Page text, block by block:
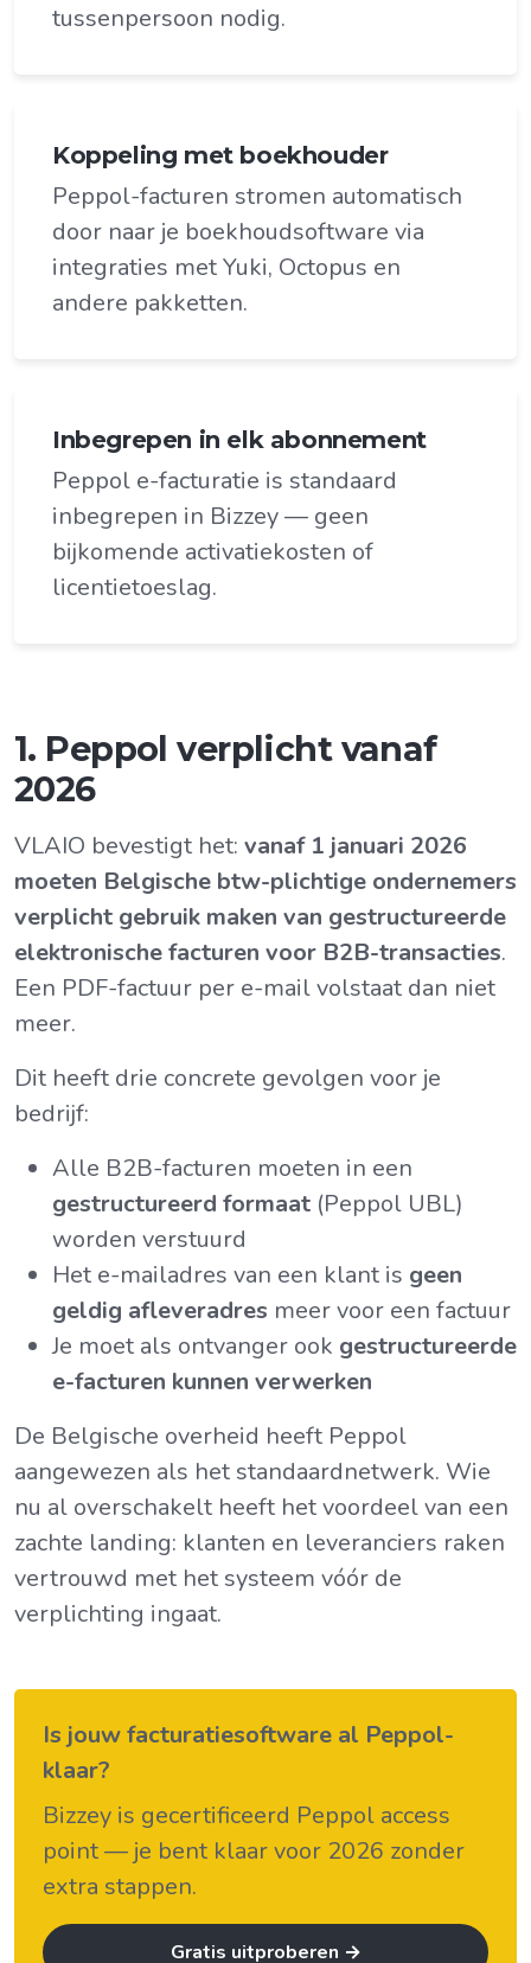
tussenpersoon nodig.
Koppeling met boekhouder
Peppol-facturen stromen automatisch
door naar je boekhoudsoftware via
integraties met Yuki, Octopus en
andere pakketten.
Inbegrepen in elk abonnement
Peppol e-facturatie is standaard
inbegrepen in Bizzey — geen
bijkomende activatiekosten of
licentietoeslag.
1. Peppol verplicht vanaf
2026
VLAIO bevestigt het: vanaf 1 januari 2026
moeten Belgische btw-plichtige ondernemers
verplicht gebruik maken van gestructureerde
elektronische facturen voor B2B-transacties.
Een PDF-factuur per e-mail volstaat dan niet
meer.
Dit heeft drie concrete gevolgen voor je
bedrijf:
Alle B2B-facturen moeten in een
gestructureerd formaat (Peppol UBL)
worden verstuurd
Het e-mailadres van een klant is geen
geldig afleveradres meer voor een factuur
Je moet als ontvanger ook gestructureerde
e-facturen kunnen verwerken
De Belgische overheid heeft Peppol
aangewezen als het standaardnetwerk. Wie
nu al overschakelt heeft het voordeel van een
zachte landing: klanten en leveranciers raken
vertrouwd met het systeem vóór de
verplichting ingaat.
Is jouw facturatiesoftware al Peppol-
klaar?
Bizzey is gecertificeerd Peppol access
point — je bent klaar voor 2026 zonder
extra stappen.
Gratis uitproberen →